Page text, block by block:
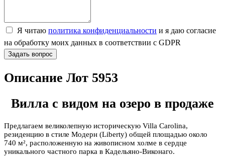
Я читаю политика конфиденциальности и я даю согласие
на обработку моих данных в соответствии с GDPR
Задать вопрос
Описание Лот 5953
Вилла с видом на озеро в продаже
Предлагаем великолепную историческую Villa Carolina,
резиденцию в стиле Модерн (Liberty) общей площадью около
740 м², расположенную на живописном холме в сердце
уникального частного парка в Кадельяно-Виконаго.